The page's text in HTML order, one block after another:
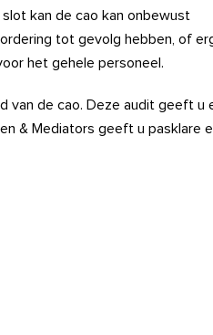
kan de cao kan onbewust
tot gevolg hebben, of
het gehele personeel.
van de cao. Deze audit geeft u
& Mediators geeft u pasklare